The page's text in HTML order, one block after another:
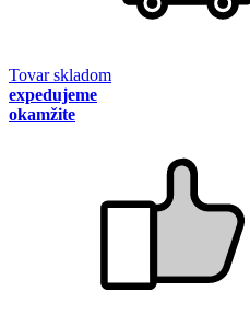
Tovar skladom
expedujeme
okamžite